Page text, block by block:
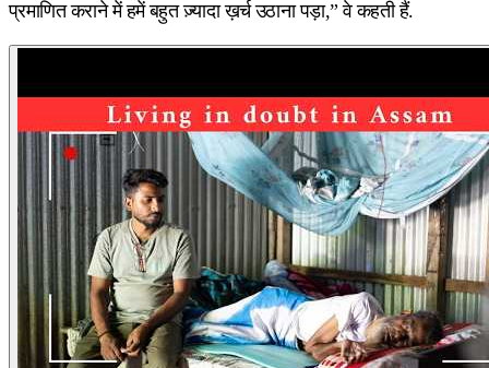
प्रमाणित कराने में हमें बहुत ज़्यादा ख़र्च उठाना पड़ा,” वे कहती हैं.